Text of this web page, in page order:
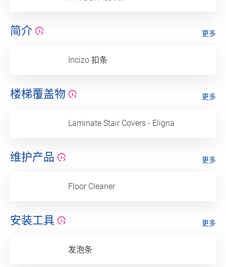
简介
Incizo 扣条
更多
楼梯覆盖物
Laminate Stair Covers - Eligna
更多
维护产品
Floor Cleaner
更多
安装工具
发泡条
更多